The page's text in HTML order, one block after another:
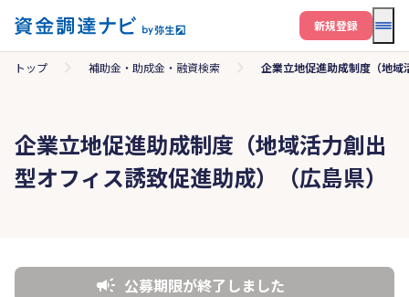
メ
新規登録
トップ 補助金・助成金・融資検索 企業立地促進助成制度（地
企業立地促進助成制度（地域活力創出
型オフィス誘致促進助成）（広島県）
公募期限が終了しました